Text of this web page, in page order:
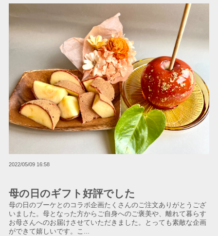
母の日のギフト好評でした
2022/05/09 16:58
母の日のブーケとのコラボ企画たくさんのご注文ありがとうござ
いました。母となった方からご自身へのご褒美や、離れて暮らす
お母さんへのお届けさせていただきました。とっても素敵な企画
ができて嬉しいです。こ...